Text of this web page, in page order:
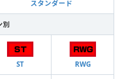
スタンダード
別
ST RWG